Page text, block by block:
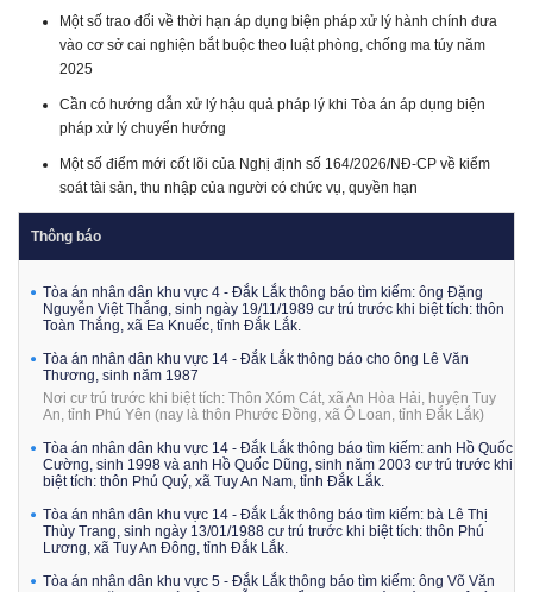
Một số trao đổi về thời hạn áp dụng biện pháp xử lý hành chính đưa
vào cơ sở cai nghiện bắt buộc theo luật phòng, chống ma túy năm
2025
Cần có hướng dẫn xử lý hậu quả pháp lý khi Tòa án áp dụng biện
pháp xử lý chuyển hướng
Một số điểm mới cốt lõi của Nghị định số 164/2026/NĐ-CP về kiểm
soát tài sản, thu nhập của người có chức vụ, quyền hạn
Thông báo
Tòa án nhân dân khu vực 4 - Đắk Lắk thông báo tìm kiếm: ông Đặng
Nguyễn Việt Thắng, sinh ngày 19/11/1989 cư trú trước khi biệt tích: thôn
Toàn Thắng, xã Ea Knuếc, tỉnh Đắk Lắk.
Tòa án nhân dân khu vực 14 - Đắk Lắk thông báo cho ông Lê Văn
Thương, sinh năm 1987
Nơi cư trú trước khi biệt tích: Thôn Xóm Cát, xã An Hòa Hải, huyện Tuy
An, tỉnh Phú Yên (nay là thôn Phước Đồng, xã Ô Loan, tỉnh Đắk Lắk)
Tòa án nhân dân khu vực 14 - Đắk Lắk thông báo tìm kiếm: anh Hồ Quốc
Cường, sinh 1998 và anh Hồ Quốc Dũng, sinh năm 2003 cư trú trước khi
biệt tích: thôn Phú Quý, xã Tuy An Nam, tỉnh Đắk Lắk.
Tòa án nhân dân khu vực 14 - Đắk Lắk thông báo tìm kiếm: bà Lê Thị
Thùy Trang, sinh ngày 13/01/1988 cư trú trước khi biệt tích: thôn Phú
Lương, xã Tuy An Đông, tỉnh Đắk Lắk.
Tòa án nhân dân khu vực 5 - Đắk Lắk thông báo tìm kiếm: ông Võ Văn